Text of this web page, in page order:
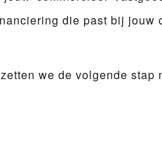
die past bij jouw
we de volgende